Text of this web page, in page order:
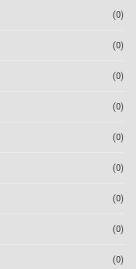
(0)
(0)
(0)
(0)
(0)
(0)
(0)
(0)
(0)